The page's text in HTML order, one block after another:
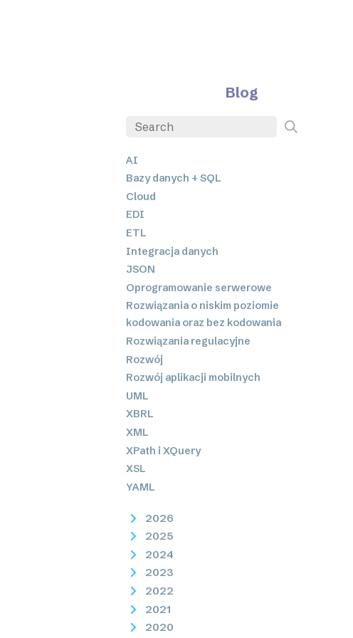
Blog
AI
Bazy danych + SQL
Cloud
EDI
ETL
Integracja danych
JSON
Oprogramowanie serwerowe
Rozwiązania o niskim poziomie
kodowania oraz bez kodowania
Rozwiązania regulacyjne
Rozwój
Rozwój aplikacji mobilnych
UML
XBRL
XML
XPath i XQuery
XSL
YAML
2026
2025
2024
2023
2022
2021
2020